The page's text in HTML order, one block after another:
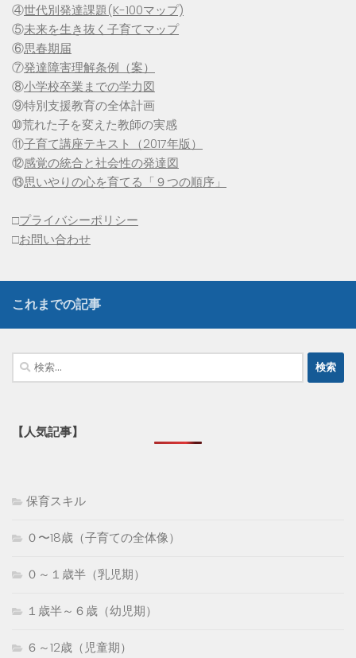
④世代別発達課題(K-100マップ)
⑤未来を生き抜く子育てマップ
⑥思春期届
⑦発達障害理解条例（案）
⑧小学校卒業までの学力図
⑨特別支援教育の全体計画
➉荒れた子を変えた教師の実感
⑪子育て講座テキスト（2017年版）
⑫感覚の統合と社会性の発達図
⑬思いやりの心を育てる「９つの順序」
□プライバシーポリシー
□お問い合わせ
これまでの記事
検
索:
【人気記事】
保育スキル
０〜18歳（子育ての全体像）
０～１歳半（乳児期）
１歳半～６歳（幼児期）
６～12歳（児童期）